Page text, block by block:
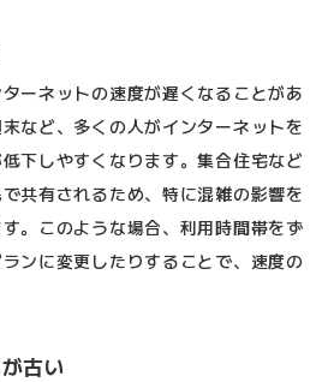
ーネットの速度が遅くなることがあ
など、多くの人がインターネットを
下しやすくなります。集合住宅など
共有されるため、特に混雑の影響を
。このような場合、利用時間帯をず
ンに変更したりすることで、速度の
古い